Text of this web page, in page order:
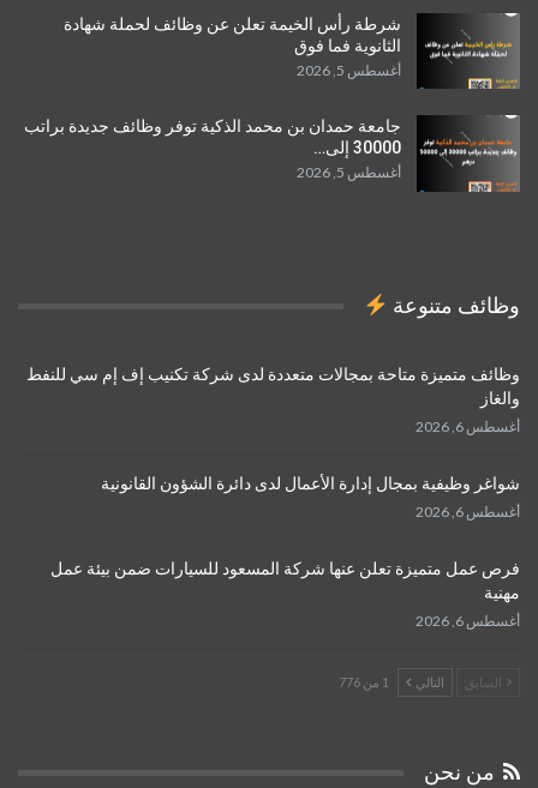
شرطة رأس الخيمة تعلن عن وظائف لحملة شهادة
الثانوية فما فوق
أغسطس 5, 2026
جامعة حمدان بن محمد الذكية توفر وظائف جديدة براتب
30000 إلى…
أغسطس 5, 2026
وظائف متنوعة
وظائف متميزة متاحة بمجالات متعددة لدى شركة تكنيب إف إم سي للنفط
والغاز
أغسطس 6, 2026
شواغر وظيفية بمجال إدارة الأعمال لدى دائرة الشؤون القانونية
أغسطس 6, 2026
فرص عمل متميزة تعلن عنها شركة المسعود للسيارات ضمن بيئة عمل
مهنية
أغسطس 6, 2026
السابق التالي 1 من 776
من نحن